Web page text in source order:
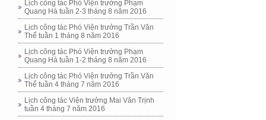
Lịch công tác Phó Viện trưởng Phạm
Quang Hà tuần 2-3 tháng 8 năm 2016
Lịch công tác Phó Viện trưởng Trần Văn
Thể tuần 1 tháng 8 năm 2016
Lịch công tác Phó Viện trưởng Phạm
Quang Hà tuần 1-2 tháng 8 năm 2016
Lịch công tác Phó Viện trưởng Trần Văn
Thể tuần 4 tháng 7 năm 2016
Lịch công tác Viện trưởng Mai Văn Trịnh
tuần 4 tháng 7 năm 2016